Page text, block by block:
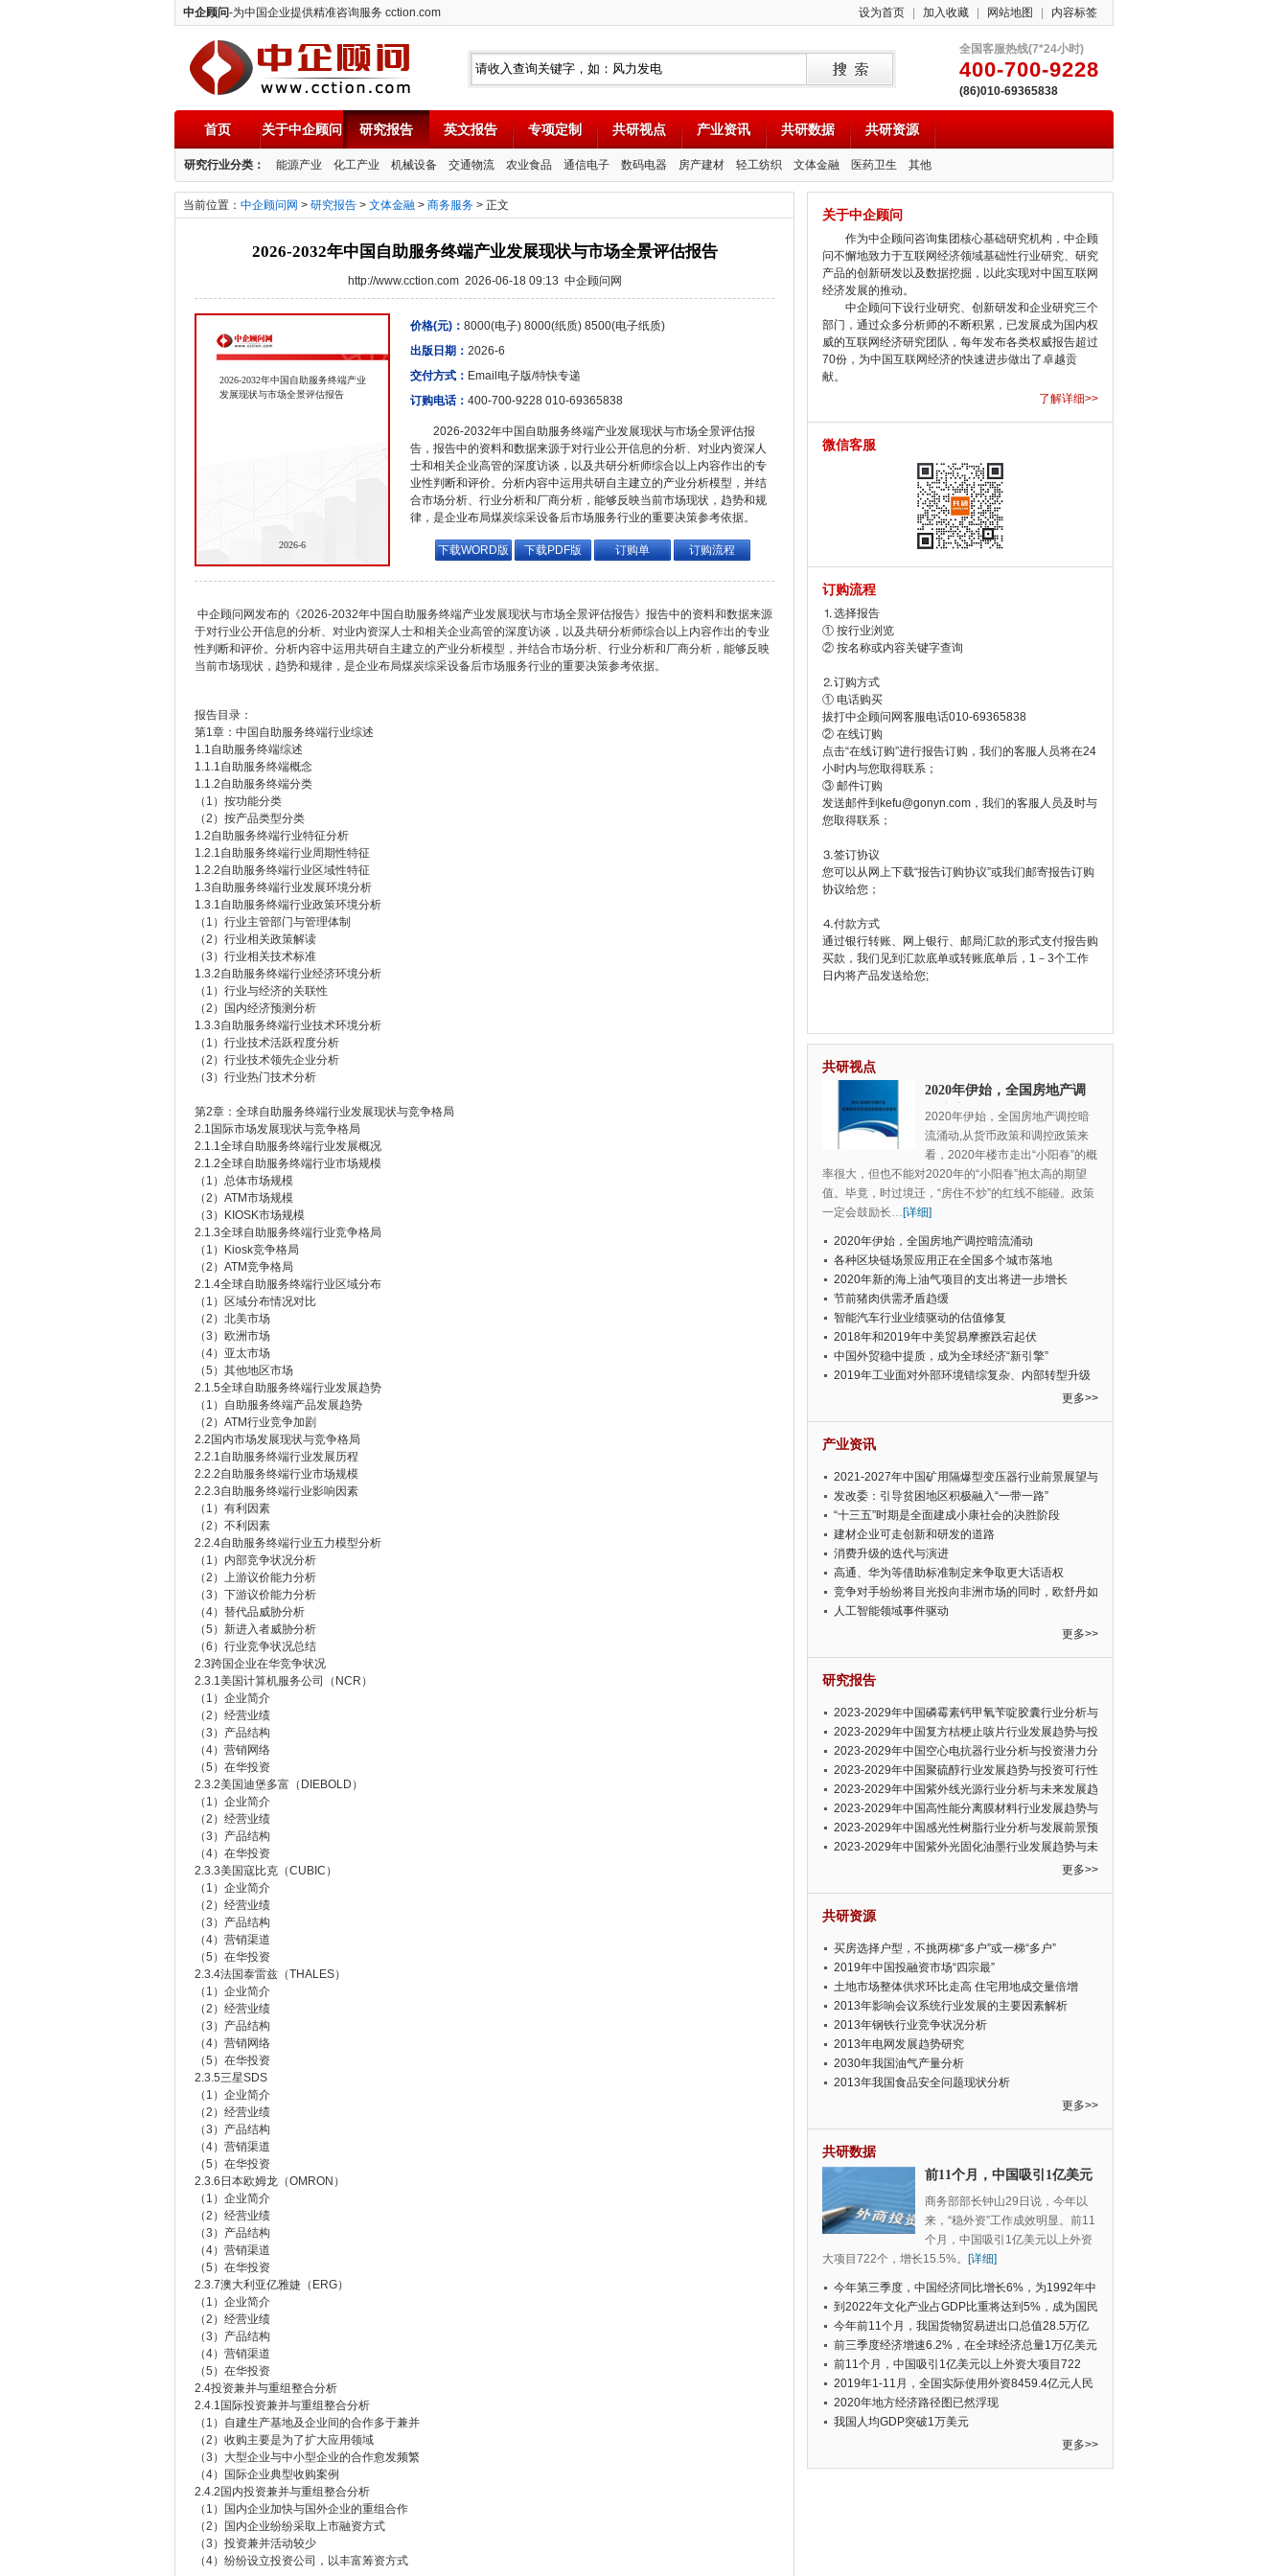
中企顾问-为中国企业提供精准咨询服务 cction.com 设为首页 加入收藏 网站地图 内容标签
中企顾问
全国客服热线(7*24小时)
400-700-9228
(86)010-69365838
首页 关于中企顾问 研究报告 英文报告 专项定制 共研视点 产业资讯 共研数据 共研资源
研究行业分类： 能源产业 化工产业 机械设备 交通物流 农业食品 通信电子 数码电器 房产建材 轻工纺织 文体金融 医药卫生 其他
当前位置： 中企顾问网 > 研究报告 > 文体金融 > 商务服务 > 正文
2026-2032年中国自助服务终端产业发展现状与市场全景评估报告
http://www.cction.com 2026-06-18 09:13 中企顾问网
2026-2032年中国自助服务终端产业
发展现状与市场全景评估报告
2026-6
价格(元)： 8000(电子) 8000(纸质) 8500(电子纸质)
出版日期： 2026-6
交付方式： Email电子版/特快专递
订购电话： 400-700-9228 010-69365838
2026-2032年中国自助服务终端产业发展现状与市场全景评估报
告，报告中的资料和数据来源于对行业公开信息的分析、对业内资深人
士和相关企业高管的深度访谈，以及共研分析师综合以上内容作出的专
业性判断和评价。分析内容中运用共研自主建立的产业分析模型，并结
合市场分析、行业分析和厂商分析，能够反映当前市场现状，趋势和规
律，是企业布局煤炭综采设备后市场服务行业的重要决策参考依据。
下载WORD版 下载PDF版 订购单 订购流程
中企顾问网发布的《2026-2032年中国自助服务终端产业发展现状与市场全景评估报告》报告中的资料和数据来源
于对行业公开信息的分析、对业内资深人士和相关企业高管的深度访谈，以及共研分析师综合以上内容作出的专业
性判断和评价。分析内容中运用共研自主建立的产业分析模型，并结合市场分析、行业分析和厂商分析，能够反映
当前市场现状，趋势和规律，是企业布局煤炭综采设备后市场服务行业的重要决策参考依据。
报告目录：
第1章：中国自助服务终端行业综述
1.1自助服务终端综述
1.1.1自助服务终端概念
1.1.2自助服务终端分类
（1）按功能分类
（2）按产品类型分类
1.2自助服务终端行业特征分析
1.2.1自助服务终端行业周期性特征
1.2.2自助服务终端行业区域性特征
1.3自助服务终端行业发展环境分析
1.3.1自助服务终端行业政策环境分析
（1）行业主管部门与管理体制
（2）行业相关政策解读
（3）行业相关技术标准
1.3.2自助服务终端行业经济环境分析
（1）行业与经济的关联性
（2）国内经济预测分析
1.3.3自助服务终端行业技术环境分析
（1）行业技术活跃程度分析
（2）行业技术领先企业分析
（3）行业热门技术分析
第2章：全球自助服务终端行业发展现状与竞争格局
2.1国际市场发展现状与竞争格局
2.1.1全球自助服务终端行业发展概况
2.1.2全球自助服务终端行业市场规模
（1）总体市场规模
（2）ATM市场规模
（3）KIOSK市场规模
2.1.3全球自助服务终端行业竞争格局
（1）Kiosk竞争格局
（2）ATM竞争格局
2.1.4全球自助服务终端行业区域分布
（1）区域分布情况对比
（2）北美市场
（3）欧洲市场
（4）亚太市场
（5）其他地区市场
2.1.5全球自助服务终端行业发展趋势
（1）自助服务终端产品发展趋势
（2）ATM行业竞争加剧
2.2国内市场发展现状与竞争格局
2.2.1自助服务终端行业发展历程
2.2.2自助服务终端行业市场规模
2.2.3自助服务终端行业影响因素
（1）有利因素
（2）不利因素
2.2.4自助服务终端行业五力模型分析
（1）内部竞争状况分析
（2）上游议价能力分析
（3）下游议价能力分析
（4）替代品威胁分析
（5）新进入者威胁分析
（6）行业竞争状况总结
2.3跨国企业在华竞争状况
2.3.1美国计算机服务公司（NCR）
（1）企业简介
（2）经营业绩
（3）产品结构
（4）营销网络
（5）在华投资
2.3.2美国迪堡多富（DIEBOLD）
（1）企业简介
（2）经营业绩
（3）产品结构
（4）在华投资
2.3.3美国寇比克（CUBIC）
（1）企业简介
（2）经营业绩
（3）产品结构
（4）营销渠道
（5）在华投资
2.3.4法国泰雷兹（THALES）
（1）企业简介
（2）经营业绩
（3）产品结构
（4）营销网络
（5）在华投资
2.3.5三星SDS
（1）企业简介
（2）经营业绩
（3）产品结构
（4）营销渠道
（5）在华投资
2.3.6日本欧姆龙（OMRON）
（1）企业简介
（2）经营业绩
（3）产品结构
（4）营销渠道
（5）在华投资
2.3.7澳大利亚亿雅婕（ERG）
（1）企业简介
（2）经营业绩
（3）产品结构
（4）营销渠道
（5）在华投资
2.4投资兼并与重组整合分析
2.4.1国际投资兼并与重组整合分析
（1）自建生产基地及企业间的合作多于兼并
（2）收购主要是为了扩大应用领域
（3）大型企业与中小型企业的合作愈发频繁
（4）国际企业典型收购案例
2.4.2国内投资兼并与重组整合分析
（1）国内企业加快与国外企业的重组合作
（2）国内企业纷纷采取上市融资方式
（3）投资兼并活动较少
（4）纷纷设立投资公司，以丰富筹资方式
关于中企顾问
作为中企顾问咨询集团核心基础研究机构，中企顾
问不懈地致力于互联网经济领域基础性行业研究、研究
产品的创新研发以及数据挖掘，以此实现对中国互联网
经济发展的推动。
中企顾问下设行业研究、创新研发和企业研究三个
部门，通过众多分析师的不断积累，已发展成为国内权
威的互联网经济研究团队，每年发布各类权威报告超过
70份，为中国互联网经济的快速进步做出了卓越贡
献。
了解详细>>
微信客服
订购流程
⒈选择报告
① 按行业浏览
② 按名称或内容关键字查询
⒉订购方式
① 电话购买
拔打中企顾问网客服电话010-69365838
② 在线订购
点击“在线订购”进行报告订购，我们的客服人员将在24
小时内与您取得联系；
③ 邮件订购
发送邮件到kefu@gonyn.com，我们的客服人员及时与
您取得联系；
⒊签订协议
您可以从网上下载“报告订购协议”或我们邮寄报告订购
协议给您；
⒋付款方式
通过银行转账、网上银行、邮局汇款的形式支付报告购
买款，我们见到汇款底单或转账底单后，1－3个工作
日内将产品发送给您;
共研视点
2020年伊始，全国房地产调
控暗流涌动
2020年伊始，全国房地产调控暗
流涌动,从货币政策和调控政策来
看，2020年楼市走出“小阳春”的概
率很大，但也不能对2020年的“小阳春”抱太高的期望
值。毕竟，时过境迁，“房住不炒”的红线不能碰。政策
一定会鼓励长…[详细]
2020年伊始，全国房地产调控暗流涌动
各种区块链场景应用正在全国多个城市落地
2020年新的海上油气项目的支出将进一步增长
节前猪肉供需矛盾趋缓
智能汽车行业业绩驱动的估值修复
2018年和2019年中美贸易摩擦跌宕起伏
中国外贸稳中提质，成为全球经济“新引擎”
2019年工业面对外部环境错综复杂、内部转型升级
更多>>
产业资讯
2021-2027年中国矿用隔爆型变压器行业前景展望与
投资前景预测报告
发改委：引导贫困地区积极融入“一带一路”
“十三五”时期是全面建成小康社会的决胜阶段
建材企业可走创新和研发的道路
消费升级的迭代与演进
高通、华为等借助标准制定来争取更大话语权
竞争对手纷纷将目光投向非洲市场的同时，欧舒丹如
此淡定，难道就真的不怕丧失先机吗?
人工智能领域事件驱动
更多>>
研究报告
2023-2029年中国磷霉素钙甲氧苄啶胶囊行业分析与
投资可行性报告
2023-2029年中国复方桔梗止咳片行业发展趋势与投
资潜力分析报告
2023-2029年中国空心电抗器行业分析与投资潜力分
析报告
2023-2029年中国聚硫醇行业发展趋势与投资可行性
报告
2023-2029年中国紫外线光源行业分析与未来发展趋
势报告
2023-2029年中国高性能分离膜材料行业发展趋势与
发展前景预测报告
2023-2029年中国感光性树脂行业分析与发展前景预
测报告
2023-2029年中国紫外光固化油墨行业发展趋势与未
更多>>
共研资源
买房选择户型，不挑两梯“多户”或一梯“多户”
2019年中国投融资市场“四宗最”
土地市场整体供求环比走高 住宅用地成交量倍增
2013年影响会议系统行业发展的主要因素解析
2013年钢铁行业竞争状况分析
2013年电网发展趋势研究
2030年我国油气产量分析
2013年我国食品安全问题现状分析
更多>>
共研数据
前11个月，中国吸引1亿美元
以上外资大项目722个，增长
15.5%
商务部部长钟山29日说，今年以
来，“稳外资”工作成效明显。前11
个月，中国吸引1亿美元以上外资
大项目722个，增长15.5%。 [详细]
今年第三季度，中国经济同比增长6%，为1992年中
国有季度数据以来的新低
到2022年文化产业占GDP比重将达到5%，成为国民
经济支柱产业
今年前11个月，我国货物贸易进出口总值28.5万亿
元人民币，比去年同期增长2.4%
前三季度经济增速6.2%，在全球经济总量1万亿美元
以上的经济体中增速最快
前11个月，中国吸引1亿美元以上外资大项目722
个，增长15.5%
2019年1-11月，全国实际使用外资8459.4亿元人民
币，同比增长6.0%
2020年地方经济路径图已然浮现
我国人均GDP突破1万美元
更多>>